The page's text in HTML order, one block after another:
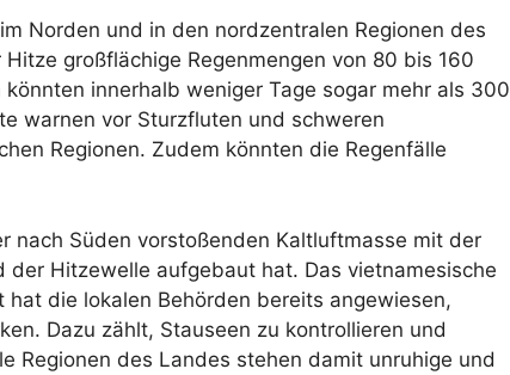
Norden und in den nordzentralen Regionen des
großflächige Regenmengen von 80 bis 160
innerhalb weniger Tage sogar mehr als 300
warnen vor Sturzfluten und schweren
Regionen. Zudem könnten die Regenfälle
nach Süden vorstoßenden Kaltluftmasse mit der
Hitzewelle aufgebaut hat. Das vietnamesische
die lokalen Behörden bereits angewiesen,
Dazu zählt, Stauseen zu kontrollieren und
Regionen des Landes stehen damit unruhige und